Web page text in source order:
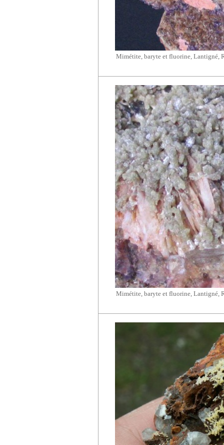
Mimétite, baryte et fluorine, Lantigné,
Mimétite, baryte et fluorine, Lantigné,